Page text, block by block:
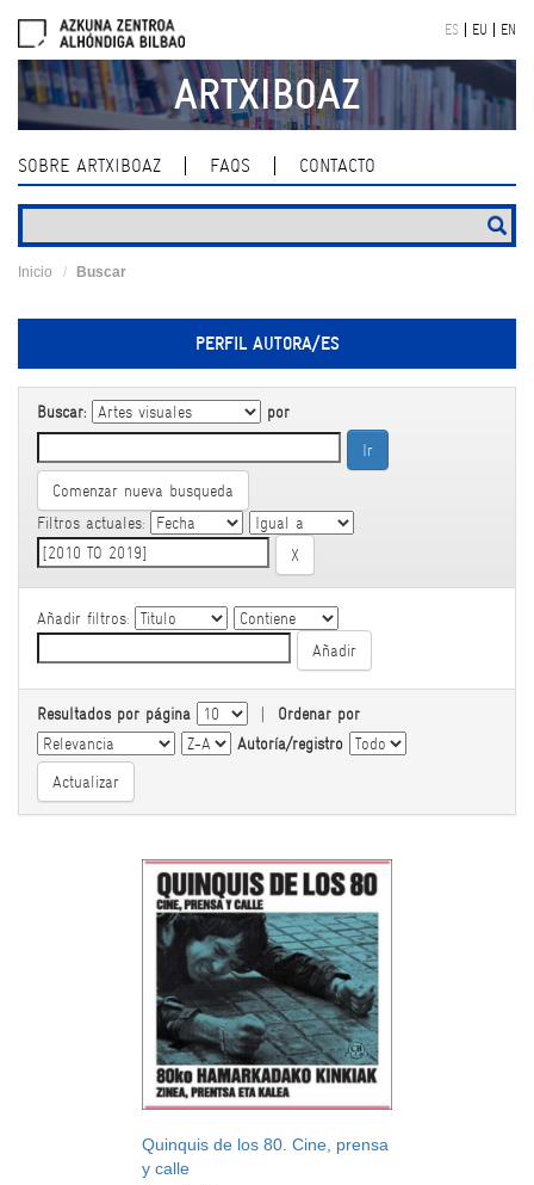
navigation
ES EU EN
ARTXIBOAZ
SOBRE ARTXIBOAZ FAQS CONTACTO
Inicio Buscar
PERFIL AUTORA/ES
Buscar: por
Comenzar nueva busqueda
Filtros actuales:
Añadir filtros:
Resultados por página | Ordenar por
Autoría/registro
Quinquis de los 80. Cine, prensa
y calle